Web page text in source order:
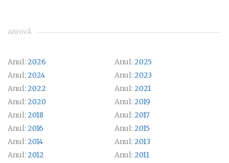
ARHIVĂ
Anul: 2026 Anul: 2025
Anul: 2024 Anul: 2023
Anul: 2022 Anul: 2021
Anul: 2020 Anul: 2019
Anul: 2018 Anul: 2017
Anul: 2016 Anul: 2015
Anul: 2014 Anul: 2013
Anul: 2012 Anul: 2011